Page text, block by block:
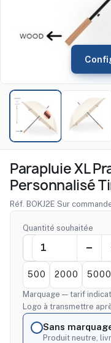
Parapluie XL
Personnalisé
Réf. BOKJ2E·Sur
Quantité souhaitée
500 2000 5000
Marquage — tarif
Logo à transmettre
Sans
Produit neutre,